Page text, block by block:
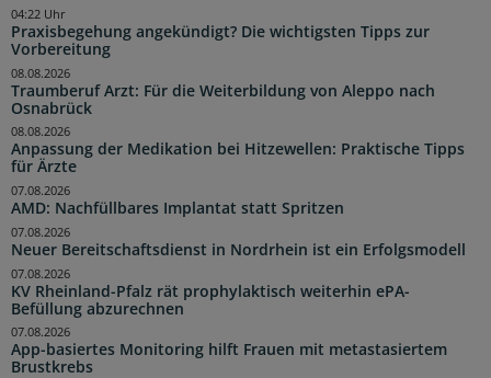
Praxisbegehung angekündigt? Die wichtigsten Tipps zur
Vorbereitung
04:22 Uhr
Traumberuf Arzt: Für die Weiterbildung von Aleppo nach
Osnabrück
08.08.2026
Anpassung der Medikation bei Hitzewellen: Praktische Tipps
für Ärzte
08.08.2026
AMD: Nachfüllbares Implantat statt Spritzen
07.08.2026
Neuer Bereitschaftsdienst in Nordrhein ist ein Erfolgsmodell
07.08.2026
KV Rheinland-Pfalz rät prophylaktisch weiterhin ePA-
Befüllung abzurechnen
07.08.2026
App-basiertes Monitoring hilft Frauen mit metastasiertem
Brustkrebs
07.08.2026